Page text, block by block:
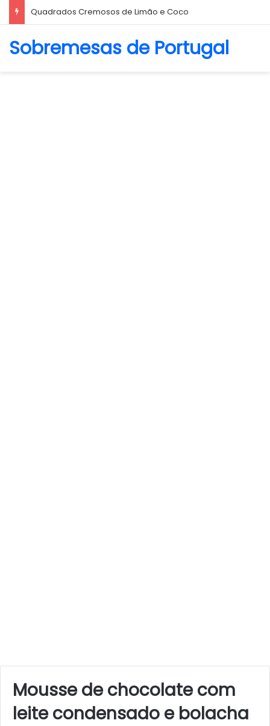
Biscoito Amanteigado
Sobremesas de Portugal
Mousse de chocolate com
leite condensado e bolacha